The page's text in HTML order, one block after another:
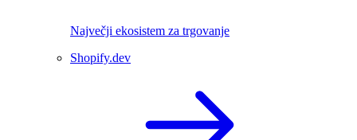
Največji ekosistem za trgovanje
Shopify.dev